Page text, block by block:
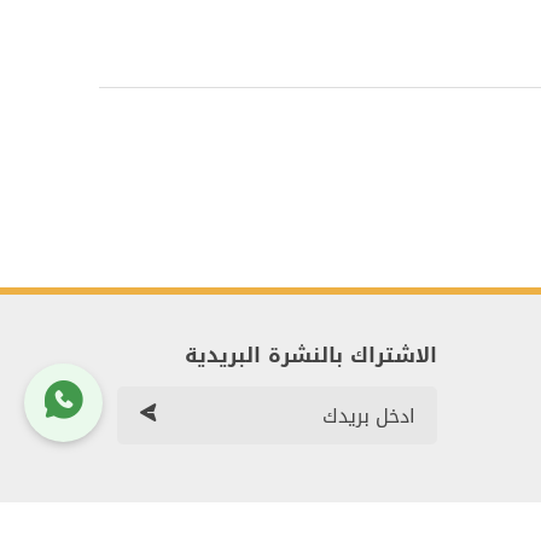
الاشتراك بالنشرة البريدية